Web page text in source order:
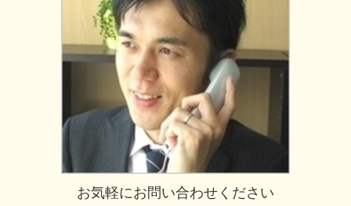
お気軽にお問い合わせください